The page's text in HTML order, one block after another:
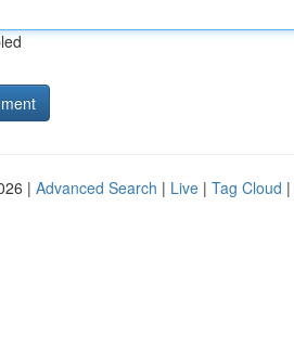
| Advanced Search | Live | Tag Cloud |